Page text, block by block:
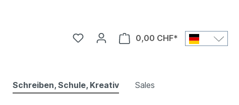
0,00 CHF*
Schreiben, Schule, Kreativ Sales